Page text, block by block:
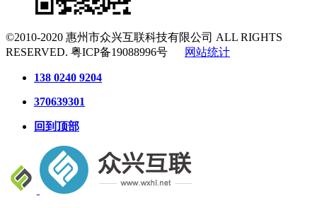
©2010-2020 惠州市众兴互联科技有限公司 ALL RIGHTS
RESERVED. 粤ICP备19088996号 网站统计
138 0240 9204
370639301
回到顶部